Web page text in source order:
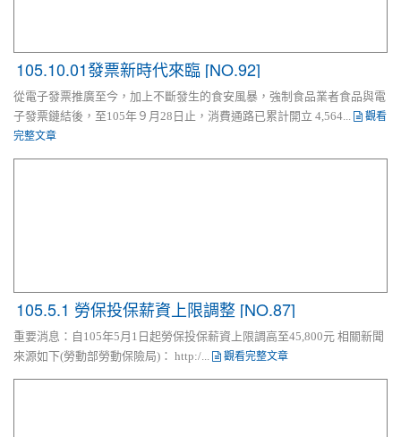
105.10.01發票新時代來臨 [NO.92]
從電子發票推廣至今，加上不斷發生的食安風暴，強制食品業者食品與電
子發票鏈結後，至105年９月28日止，消費通路已累計開立 4,564...
觀看
完整文章
105.5.1 勞保投保薪資上限調整 [NO.87]
重要消息：自105年5月1日起勞保投保薪資上限調高至45,800元 相關新聞
來源如下(勞動部勞動保險局)： http:/...
觀看完整文章